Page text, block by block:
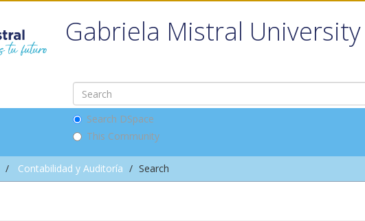
Gabriela Mistral
Search DSpace
This Community
Contabilidad y Auditoría Search